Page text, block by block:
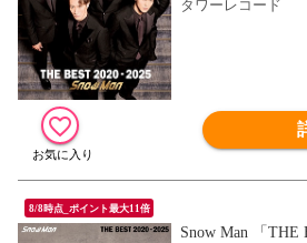
タワーレコード
8/8時点_ポイント最大11倍
Snow Man 「THE